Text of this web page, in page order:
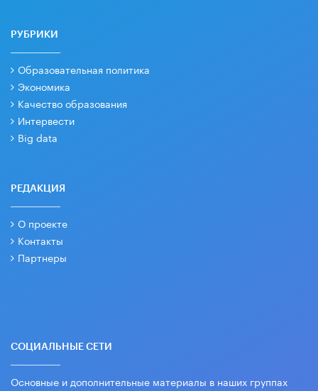
РУБРИКИ
Образовательная политика
Экономика
Качество образования
Интервести
Big data
РЕДАКЦИЯ
О проекте
Контакты
Партнеры
СОЦИАЛЬНЫЕ СЕТИ
Основные и дополнительные материалы в наших группах